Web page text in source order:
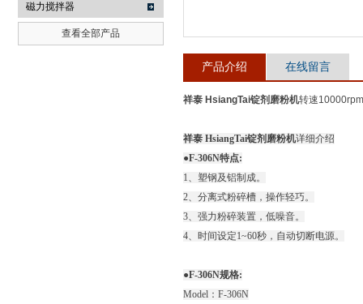
磁力搅拌器
查看全部产品
产品介绍 在线留言
祥泰 HsiangTai锭剂磨粉机转速
祥泰 HsiangTai锭剂磨粉机详细介绍
●F-306N特点:
1、塑钢及铝制成。
2、分离式粉碎槽，操作轻巧。
3、强力粉碎装置，低噪音。
4、时间设定1~60秒，自动切断电源。
●F-306N规格:
Model：F-306N